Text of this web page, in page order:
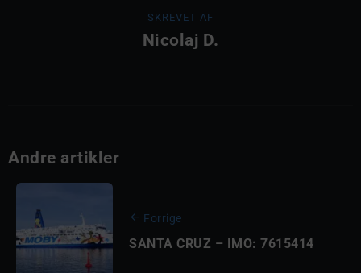
SKREVET AF
Nicolaj D.
Andre artikler
Forrige
SANTA CRUZ – IMO: 7615414